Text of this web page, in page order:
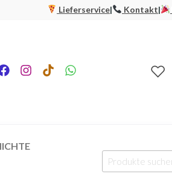
Lieferservice| Kontakt|